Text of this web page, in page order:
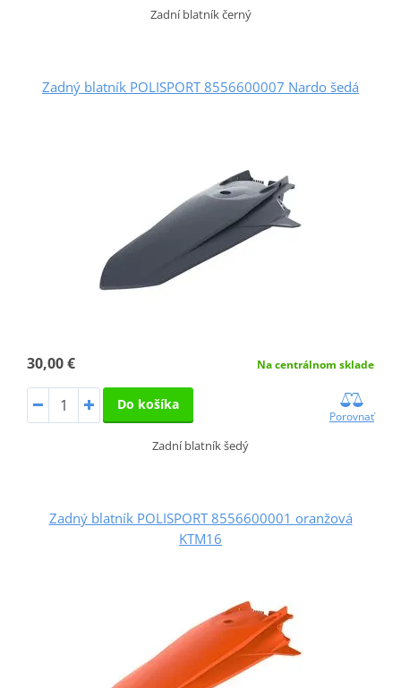
Zadní blatník černý
Zadný blatník POLISPORT 8556600007 Nardo šedá
30,00 € Na centrálnom sklade
Do košíka
Porovnať
Zadní blatník šedý
Zadný blatník POLISPORT 8556600001 oranžová
KTM16